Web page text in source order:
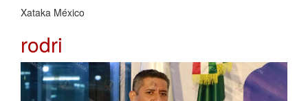
Xataka México
rodri